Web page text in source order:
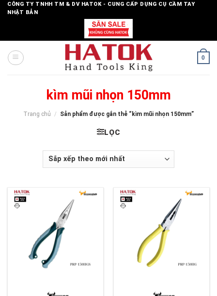
SkipCÔNG TY TNHH TM & DV HATOK - CUNG CẤP DỤNG CỤ CẦM TAY
NHẬT BẢN
0
kìm mũi nhọn 150mm
Trang chủ / Sản phẩm được gắn thẻ “kìm mũi nhọn 150mm”
LỌC